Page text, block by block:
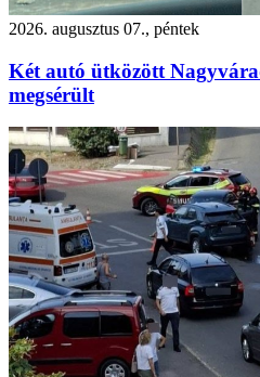
2026. augusztus 07., péntek
Két autó ütközött
megsérült